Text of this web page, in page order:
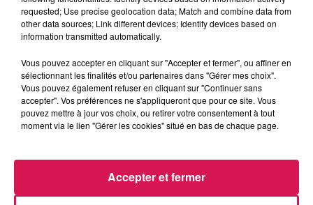
7 juin 2026 - 59 min 52 sec
07.06.2026 - CLUB'IN CANAL FM SPECIAL DAVID
Retrouve ici les set "MY MIXX" de Nexxio
requested; Use precise geolocation data; Match and combine data from
other data sources; Link different devices; Identify devices based on
information transmitted automatically.
Vous pouvez accepter en cliquant sur "Accepter et fermer", ou affiner en
sélectionnant les finalités et/ou partenaires dans "Gérer mes choix".
Vous pouvez également refuser en cliquant sur "Continuer sans
accepter". Vos préférences ne s'appliqueront que pour ce site. Vous
pouvez mettre à jour vos choix, ou retirer votre consentement à tout
moment via le lien "Gérer les cookies" situé en bas de chaque page.
Accepter et fermer